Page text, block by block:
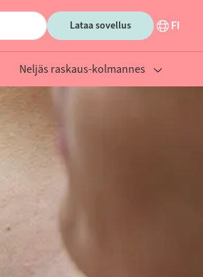
Lataa sovellus FI
Neljäs raskaus-kolmannes